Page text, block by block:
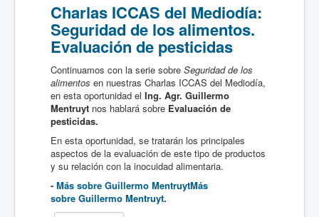
Charlas ICCAS del Mediodía:
Seguridad de los alimentos.
Evaluación de pesticidas
Continuamos con la serie sobre Seguridad de los
alimentos en nuestras Charlas ICCAS del Mediodía,
en esta oportunidad el Ing. Agr. Guillermo
Mentruyt nos hablará sobre Evaluación de
pesticidas.
En esta oportunidad, se tratarán los principales
aspectos de la evaluación de este tipo de productos
y su relación con la inocuidad alimentaria.
- Más sobre Guillermo MentruytMás
sobre Guillermo Mentruyt.